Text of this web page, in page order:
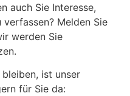
auch Sie Interesse,
Melden Sie
werden Sie
ist unser
für Sie da: